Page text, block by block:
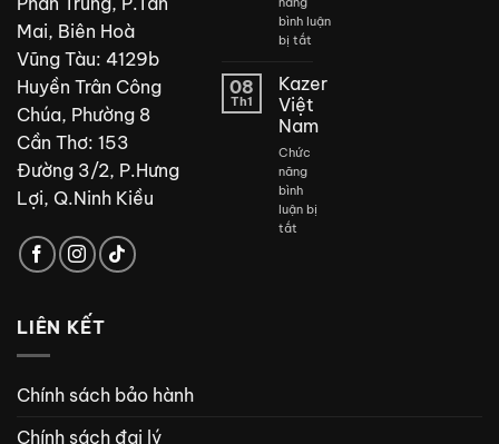
Mai, Biên Hoà
Vũng Tàu: 4129b
Huyền Trân Công
Chúa, Phường 8
Cần Thơ: 153
Đường 3/2, P.Hưng
Lợi, Q.Ninh Kiều
bình luận
bị tắtở
kế
phòng
tắm
đẹp
08
Th1
Kazer
Việt
Nam
Chức
năng
bình
luận bị
tắtở
LIÊN KẾT
Chính sách bảo hành
Chính sách đại lý